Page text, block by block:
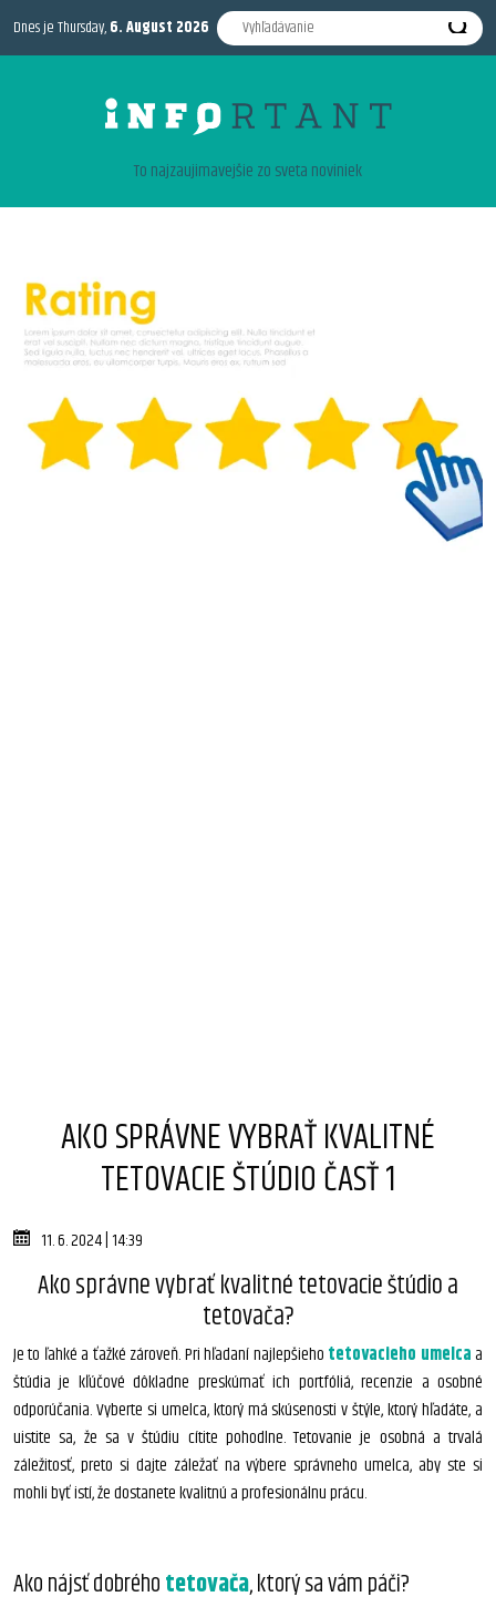
Dnes je Thursday,6. August 2026
To najzaujimavejšie zo sveta noviniek
AKO SPRÁVNE VYBRAŤ KVALITNÉ
TETOVACIE ŠTÚDIO ČASŤ 1
11. 6. 2024 | 14:39
Ako správne vybrať kvalitné tetovacie štúdio a
tetovača?
Je to ľahké a ťažké zároveň. Pri hľadaní najlepšieho tetovacieho umelcaa
štúdia je kľúčové dôkladne preskúmať ich portfóliá, recenzie a osobné
odporúčania. Vyberte si umelca, ktorý má skúsenosti v štýle, ktorý hľadáte, a
uistite sa, že sa v štúdiu cítite pohodlne. Tetovanie je osobná a trvalá
záležitosť, preto si dajte záležať na výbere správneho umelca, aby ste si
mohli byť istí, že dostanete kvalitnú a profesionálnu prácu.
Ako nájsť dobréhotetovača, ktorý sa vám páči?